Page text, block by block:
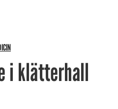
i klätterhall